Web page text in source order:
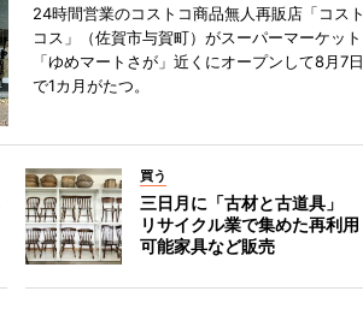
24時間営業のコストコ商品無人再販店「コスト
コス」（佐賀市与賀町）がスーパーマーケット
「ゆめマートさが」近くにオープンして8月7日
で1カ月がたつ。
買う
三日月に「古材と古道具」
リサイクル業で集めた再利用
可能家具など販売